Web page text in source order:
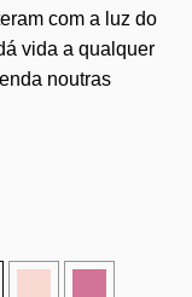
com a luz do
vida a qualquer
noutras